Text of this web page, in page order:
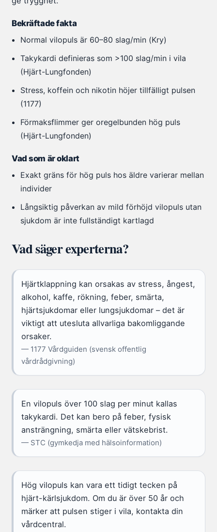
Bekräftade fakta
Normal vilopuls är 60–80 slag/min (Kry)
Takykardi definieras som >100 slag/min i vila
(Hjärt-Lungfonden)
Stress, koffein och nikotin höjer tillfälligt pulsen
(1177)
Förmaksflimmer ger oregelbunden hög puls
(Hjärt-Lungfonden)
Vad som är oklart
Exakt gräns för hög puls hos äldre varierar mellan
individer
Långsiktig påverkan av mild förhöjd vilopuls utan
sjukdom är inte fullständigt kartlagd
Vad säger experterna?
Hjärtklappning kan orsakas av stress, ångest,
alkohol, kaffe, rökning, feber, smärta,
hjärtsjukdomar eller lungsjukdomar – det är
viktigt att utesluta allvarliga bakomliggande
orsaker.
— 1177 Vårdguiden (svensk offentlig
vårdrådgivning)
En vilopuls över 100 slag per minut kallas
takykardi. Det kan bero på feber, fysisk
ansträngning, smärta eller vätskebrist.
— STC (gymkedja med hälsoinformation)
Hög vilopuls kan vara ett tidigt tecken på
hjärt-kärlsjukdom. Om du är över 50 år och
märker att pulsen stiger i vila, kontakta din
vårdcentral.